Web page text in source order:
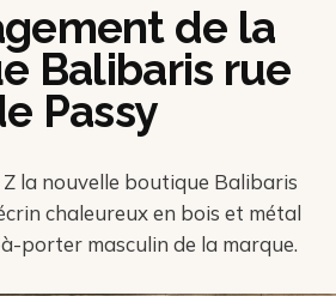
de la
Balibaris rue
Passy
la nouvelle boutique Balibaris
chaleureux en bois et métal
porter masculin de la marque.